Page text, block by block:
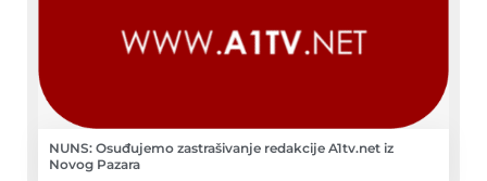
NUNS: Osuđujemo zastrašivanje redakcije A1tv.net iz
Novog Pazara